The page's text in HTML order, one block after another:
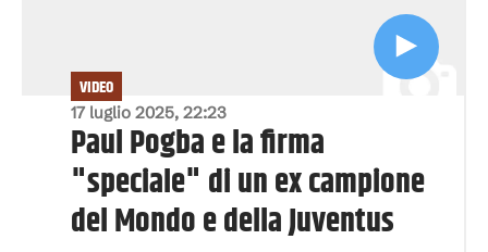
17 luglio 2025, 22:23
VIDEO
Paul Pogba e la firma
"speciale" di un ex campione
del Mondo e della Juventus